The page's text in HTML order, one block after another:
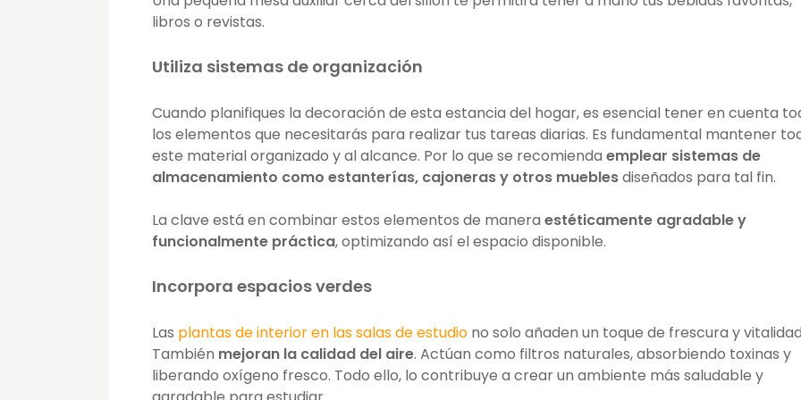
libros o revistas.
Utiliza sistemas de organización
Cuando planifiques la decoración de esta estancia del hogar, es esencial tener en cuenta
los elementos que necesitarás para realizar tus tareas diarias. Es fundamental mantener
este material organizado y al alcance. Por lo que se recomienda emplear sistemas de
almacenamiento como estanterías, cajoneras y otros mueblesdiseñados para tal fin.
La clave está en combinar estos elementos de manera estéticamente agradable y
funcionalmente práctica, optimizando así el espacio disponible.
Incorpora espacios verdes
Las plantas de interior en las salas de estudio no solo añaden un toque de frescura y
También mejoran la calidad del aire. Actúan como filtros naturales, absorbiendo toxinas y
liberando oxígeno fresco. Todo ello, lo contribuye a crear un ambiente más saludable y